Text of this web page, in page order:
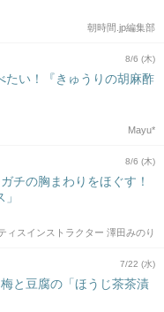
朝時間.jp編集部
8/6 (木)
たい！『きゅうりの胡麻酢
Mayu*
8/6 (木)
チの胸まわりをほぐす！
ィスインストラクター 澤田みのり
7/22 (水)
と豆腐の「ほうじ茶茶漬